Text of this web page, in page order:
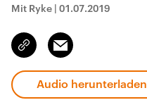
Mit Ryke | 01.07.2019
Link
kopieren/teilen
Email
Audio herunterladen